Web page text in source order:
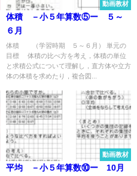
動画教材
体積 －小５年算数⑤ー ５～
６月
体積 （学習時期 ５～６月） 単元の
目標 体積の比べ方を考え，体積の単位
と求積公式について理解し，直方体や立方
体の体積を求めたり，複合図...
動画教材
平均 －小５年算数⑩ー 10月